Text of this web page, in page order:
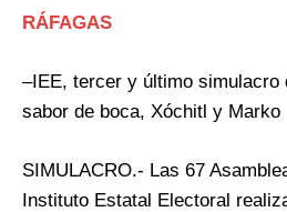
RÁFAGAS
–IEE, tercer y último simulacro
sabor de boca, Xóchitl y Marko
SIMULACRO.- Las 67
Instituto Estatal Electoral